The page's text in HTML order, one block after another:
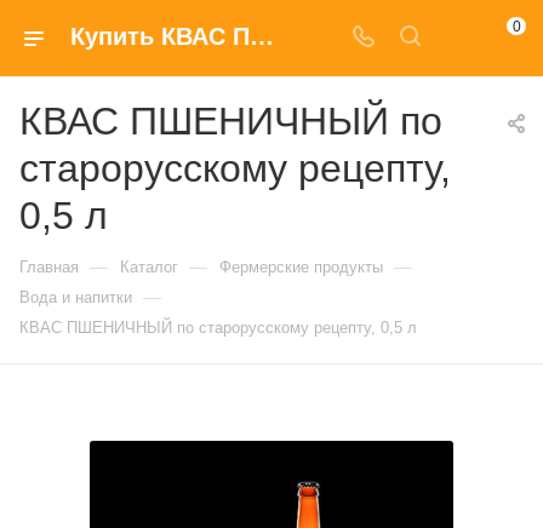
Купить КВАС ПШЕНИЧНЫЙ по старорусскому рецепту, 0,5 л с доставкой на дом в Москве 0
КВАС ПШЕНИЧНЫЙ по
старорусскому рецепту,
0,5 л
Главная — Каталог — Фермерские продукты —
Вода и напитки —
КВАС ПШЕНИЧНЫЙ по старорусскому рецепту, 0,5 л